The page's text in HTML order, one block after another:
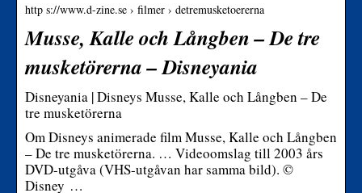
http s://www.d-zine.se › filmer › detremusketoererna
Musse, Kalle och Långben – De tre
musketörerna – Disneyania
Disneyania | Disneys Musse, Kalle och Långben – De
tre musketörerna
Om Disneys animerade film Musse, Kalle och Långben
– De tre musketörerna. … Videoomslag till 2003 års
DVD-utgåva (VHS-utgåvan har samma bild). ©
Disney …